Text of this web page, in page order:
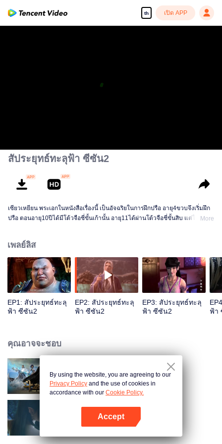
th เปิด APP
สัประยุทธ์ทะลุฟ้า ซีซัน2
เซียวเหยียน พระเอกในหนังสือเรื่องนี้ เป็นอัจฉริยในการฝึกปรือ อายุ4ขวบจึงเริ่มฝึก
ปรือ ตอนอายุ10ปีได้มีโต้วจือชี่ขั้นเก้านั้น อายุ11ได้ผ่านโต้วจือชี่ขั้นสิบ แต่ในปีนัน
ตลอด แต่พอถึงวันหนึ่ง มีวิญญาณตัวหนึ่งออกมาจากแหวนในมือเขา ทุกอย่างก็เริ่ม
เปลี่ยนไป
More
เพลย์ลิส
EP1: สัประยุทธ์ทะลุ
ฟ้า ซีซัน2
EP2: สัประยุทธ์ทะลุ
ฟ้า ซีซัน2
EP3: สัประยุทธ์ทะลุ
ฟ้า ซีซัน2
ฟ้า
คุณอาจจะชอบ
สัประยุทธ์ทะลุฟ้า ซีซัน1
สัประยุทธ์ทะลุฟ้า ซีซัน3
By using the website, you are agreeing to our
Privacy Policy and the use of cookies in
accordance with our Cookie Policy.
Accept